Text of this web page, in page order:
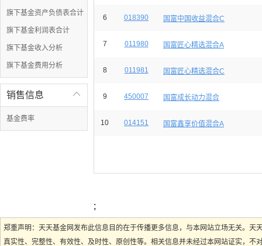
旗下基金资产负债表合计
旗下基金利润表合计
旗下基金收入分析
旗下基金费用分析

销售信息
基金费率
6 018390 国富中国收益混合C
7 011980 国富匠心精选混合A
8 011981 国富匠心精选混合C
9 450007 国富成长动力混合
10 014151 国富鑫享价值混合A
;
郑重声明：天天基金网发布此信息目的在于传播更多信息，与本网站立场无关。
真实性、完整性、有效性、及时性、原创性等。相关信息并未经过本网站证实，